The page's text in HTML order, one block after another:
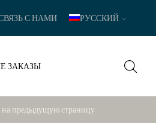
С НАМИ РУССКИЙ
ЗАКАЗЫ
на предыдущую страницу